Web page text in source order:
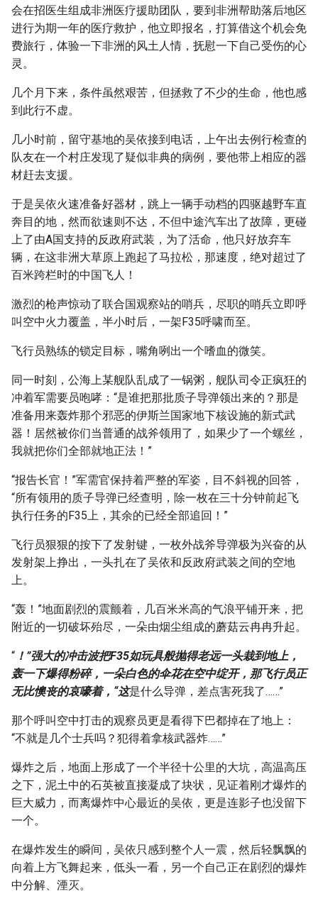
会在招医生组成非洲医疗援助团队，要到非洲帮助落后地区
进行为期一年的医疗救护，他立即报名，打算借这个机会免
费旅行，体验一下非洲的风土人情，抚慰一下自己受伤的心
灵。
几个月下来，条件虽然艰苦，但拯救了不少的生命，他也感
到此行不虚。
几小时前，留守基地的吴依接到电话，上午出去例行检查的
队友在一个村庄发现了疑似非典的病例，要他带上相应的器
材赶去支援。
于是吴依火速准备好器材，跳上一辆手动档的四驱越野车直
奔目的地，然而欲速则不达，不但中途汽车出了故障，更碰
上了由A国支持的反政府武装，为了活命，他只好放弃车
辆，在这非洲大草原上跑起了马拉松，那速度，绝对超过了
百米跨栏时的中国飞人！
激烈的枪声惊动了联合国观察站的哨兵，尽职的哨兵立即呼
叫空中火力覆盖，半小时后，一架F35呼啸而至。
飞行员熟练的锁定目标，嘴角咧出一个嗜血的微笑。
同一时刻，公海上某舰队乱成了一锅粥，舰队司令正疯狂的
冲着军需要员咆哮：“是谁把那批质子导弹领出来的？那是
准备用来轰炸那个邪恶的伊斯兰国家地下核设施的新式武
器！居然被你们当普通的战斧领用了，如果少了一个螺丝，
我就把你们全部就地正法！”
“报告长官！”军需官保持着严整的军姿，目不斜视的回答，
“所有领用的质子导弹已经查明，除一枚在三十分钟前起飞
执行任务的F35上，其余的已经全部追回！”
飞行员狠狠的按下了发射键，一枚外战斧导弹极为兴奋的从
发射架上挣出，一头扎在了吴依和反政府武装之间的空地
上。
“轰！”地面剧烈的震颤着，几百米米高的气浪平铺开来，把
附近的一切破坏殆尽，一朵由烟尘组成的蘑菇云冉冉升起。
“ ！”强大的冲击波把F35如玩具般抛得老远一头栽到地上，
轰一下爆得粉碎，一朵白色的伞花在空中绽开，那飞行员正
无比懊丧的哀嚎着，“这是什么导弹，差点害死我了……”
那个呼叫空中打击的观察员更是看得下巴都掉在了地上：
“不就是几个士兵吗？犯得着拿核武器炸……”
爆炸之后，地面上形成了一个半径十公里的大坑，高温高压
之下，泥土中的石英被直接凝成了块状，见证着刚才爆炸的
巨大威力，而离爆炸中心最近的吴依，更是连影子也没留下
一个。
在爆炸发生的瞬间，吴依只感到整个人一震，然后轻飘飘的
向着上方飞舞起来，低头一看，另一个自己正在剧烈的爆炸
中分解、湮灭。